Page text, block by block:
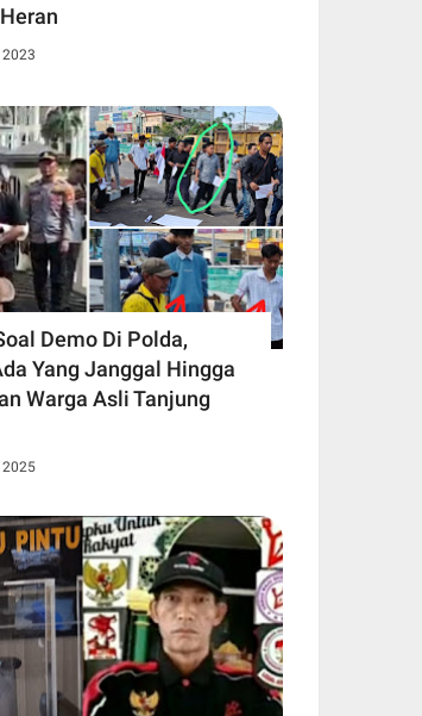
Demo Di Polda,
Yang Janggal Hingga
Warga Asli Tanjung
2025